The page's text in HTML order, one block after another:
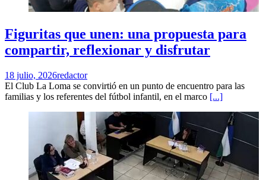
Figuritas que unen: una propuesta para
compartir, reflexionar y disfrutar
18 julio, 2026redactor
El Club La Loma se convirtió en un punto de encuentro para las
familias y los referentes del fútbol infantil, en el marco [...]